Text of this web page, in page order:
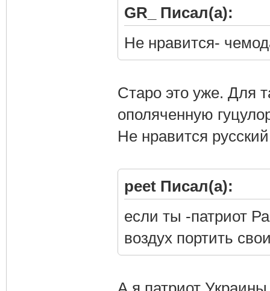
GR_ Писал(а):
Не нравится-
Старо это уже. Для
ополяченную
Не нравится
peet Писал(а):
если ты -патриот
воздух портить